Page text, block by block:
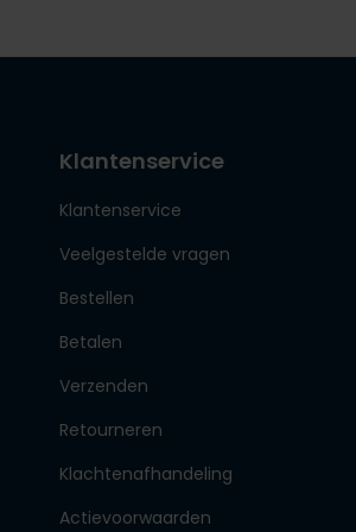
Klantenservice
Klantenservice
Veelgestelde vragen
Bestellen
Betalen
Verzenden
Retourneren
Klachtenafhandeling
Actievoorwaarden